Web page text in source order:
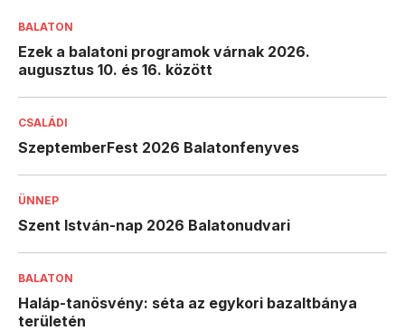
BALATON
Ezek a balatoni programok várnak 2026.
augusztus 10. és 16. között
CSALÁDI
SzeptemberFest 2026 Balatonfenyves
ÜNNEP
Szent István-nap 2026 Balatonudvari
BALATON
Haláp-tanösvény: séta az egykori bazaltbánya
területén